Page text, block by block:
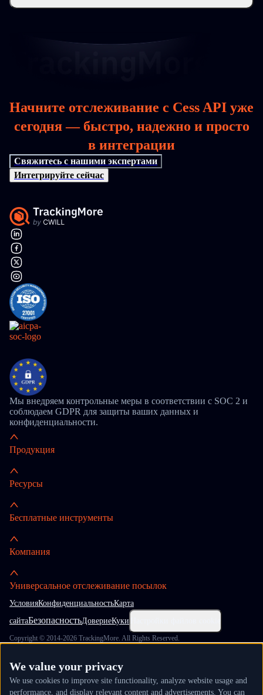
Начните отслеживание с Cess API уже
сегодня — быстро, надежно и просто
в интеграции
Свяжитесь с нашими экспертами
Интегрируйте сейчас
Мы внедряем контрольные меры в соответствии с SOC 2 и
соблюдаем GDPR для защиты ваших данных и
конфиденциальности.
Продукция
Ресурсы
Бесплатные инструменты
Компания
Универсальное отслеживание посылок
УсловияКонфиденциальностьКарта
сайтаБезопасностьДовериеКуки
Copyright © 2014-2026 TrackingMore. All Rights Reserved.
We value your privacy
We use cookies to improve site functionality, analyze website usage and
performance, and display relevant content and advertisements. You can